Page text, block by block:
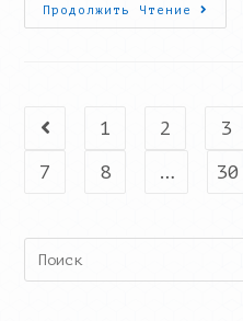
Продолжить Чтение
5
Дней
Go to the previous page
1 2 3
7
8 … 30
Search
this